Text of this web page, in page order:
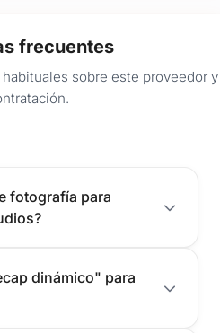
frecuentes
sobre este proveedor y
fotografía para
dinámico" para